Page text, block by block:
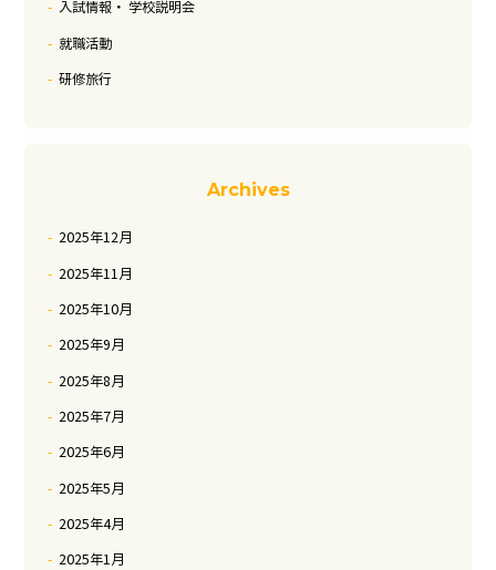
入試情報・ 学校説明会
就職活動
研修旅行
Archives
2025年12月
2025年11月
2025年10月
2025年9月
2025年8月
2025年7月
2025年6月
2025年5月
2025年4月
2025年1月